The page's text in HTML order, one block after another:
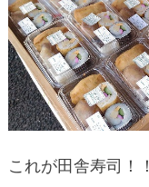
これが田舎寿司！！